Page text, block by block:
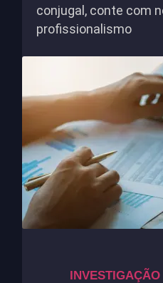
conjugal, conte com
profissionalismo